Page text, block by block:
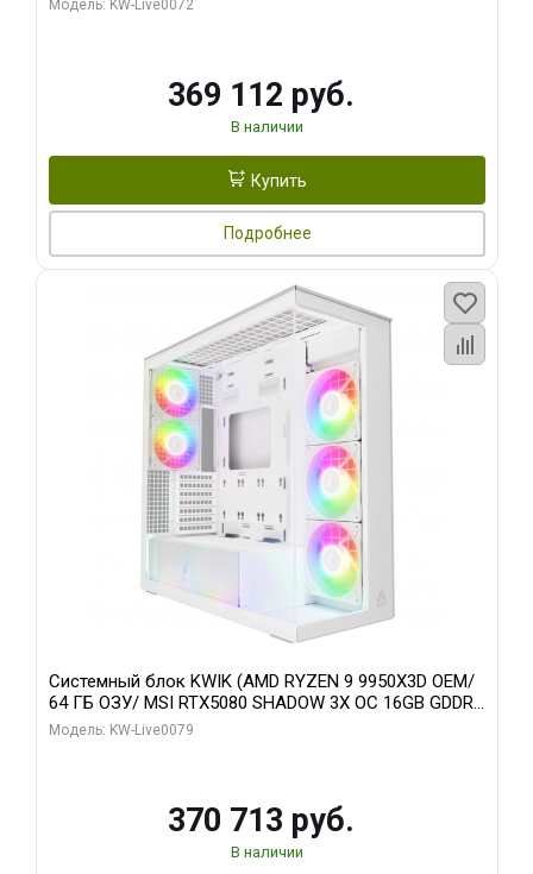
Модель: KW-Live0072
369 112 руб.
В наличии
Купить
Подробнее
Системный блок KWIK (AMD RYZEN 9 9950X3D OEM/
64 ГБ ОЗУ/ MSI RTX5080 SHADOW 3X OC 16GB GDDR7
256bit 3xDP HDMI/ 960 ГБ SSD)
Модель: KW-Live0079
370 713 руб.
В наличии